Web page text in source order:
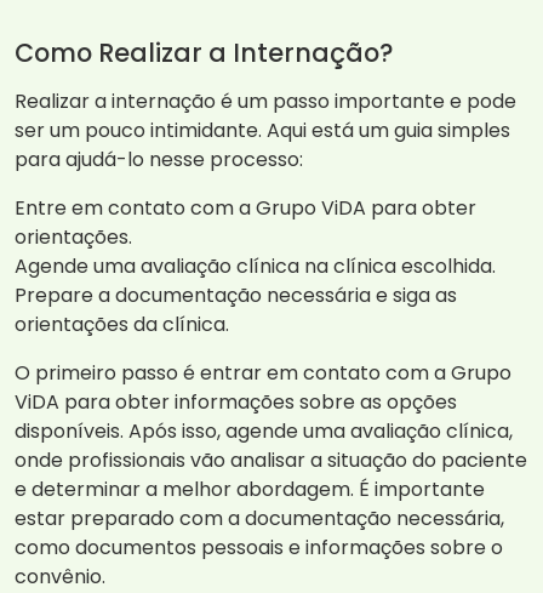
Como Realizar a Internação?
Realizar a internação é um passo importante e pode
ser um pouco intimidante. Aqui está um guia simples
para ajudá-lo nesse processo:
Entre em contato com a Grupo ViDA para obter
orientações.
Agende uma avaliação clínica na clínica escolhida.
Prepare a documentação necessária e siga as
orientações da clínica.
O primeiro passo é entrar em contato com a Grupo
ViDA para obter informações sobre as opções
disponíveis. Após isso, agende uma avaliação clínica,
onde profissionais vão analisar a situação do paciente
e determinar a melhor abordagem. É importante
estar preparado com a documentação necessária,
como documentos pessoais e informações sobre o
convênio.